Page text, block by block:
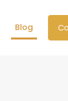
Blog